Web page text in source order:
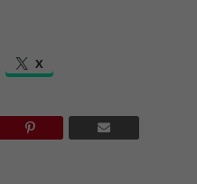
X